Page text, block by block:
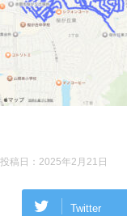
投稿日： 2025年2月21日
Twitter